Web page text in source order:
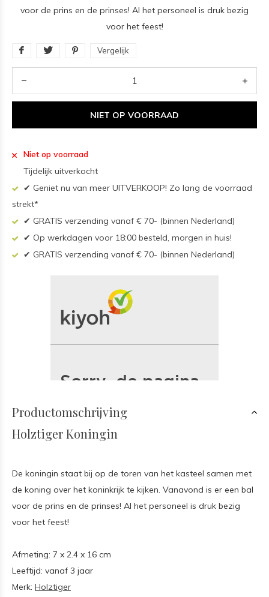
voor de prins en de prinses! Al het personeel is druk bezig
voor het feest!
Vergelijk
NIET OP VOORRAAD
Niet op voorraad
Tijdelijk uitverkocht
✔ Geniet nu van meer UITVERKOOP! Zo lang de voorraad
strekt*
✔ GRATIS verzending vanaf € 70- (binnen Nederland)
✔ Op werkdagen voor 18:00 besteld, morgen in huis!
✔ GRATIS verzending vanaf € 70- (binnen Nederland)
Productomschrijving
Holztiger Koningin
De koningin staat bij op de toren van het kasteel samen met
de koning over het koninkrijk te kijken. Vanavond is er een bal
voor de prins en de prinses! Al het personeel is druk bezig
voor het feest!
Afmeting: 7 x 2.4 x 16 cm
Leeftijd: vanaf 3 jaar
Merk: Holztiger